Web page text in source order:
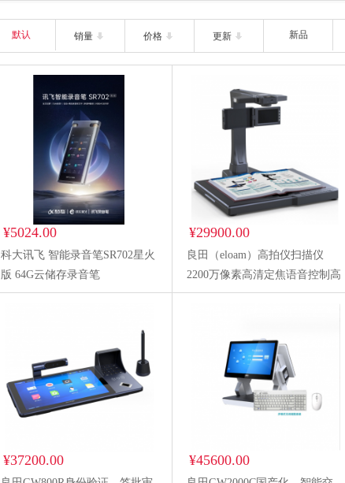
默认 销量 价格 更新 新品
¥5024.00
科大讯飞 智能录音笔SR702星火
版 64G云储存录音笔
¥29900.00
良田（eloam）高拍仪扫描仪
2200万像素高清定焦语音控制高
速扫描仪办公家用文件书籍
¥37200.00 ¥45600.00